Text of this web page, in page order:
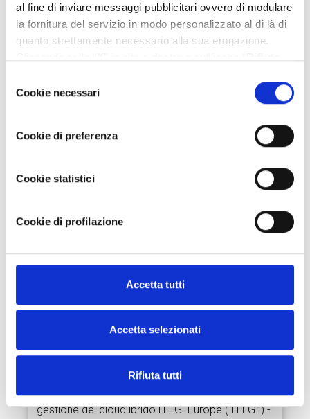
al fine di inviare messaggi pubblicitari ovvero di modulare
la fornitura del servizio in modo personalizzato al di là di
quanto strettamente necessario alla sua erogazione.
cookie diversi da quelli tecnici. Se invece vuole
personalizzare le Sue scelte può selezionare i cookie
diversi da quelli tecnici e successivamente cliccare su
“Accetta selezionati”. Ulteriori informazioni sono
delCookie necessari
Cookie di preferenza
Cookie statistici
Cookie di profilazione
Accetta tutti
Accetta selezionati
Rifiuta tutti
Project Informatica, portfolio company
crescita per acquisizioni con l’ingresso in
23 Dicembre 2021
Con la sesta acquisizione dall’ingresso di H.I.G.
nel proprio capitale, Project Informatica
aggiunge così ulteriori competenze per la
gestione del cloud ibrido H.I.G. Europe (“H.I.G.”) -